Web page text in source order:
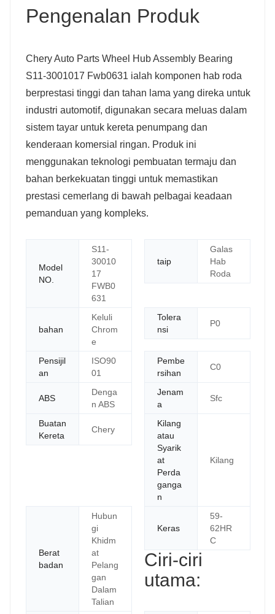
Pengenalan Produk
Chery Auto Parts Wheel Hub Assembly Bearing
S11-3001017 Fwb0631 ialah komponen hab roda
berprestasi tinggi dan tahan lama yang direka untuk
industri automotif, digunakan secara meluas dalam
sistem tayar untuk kereta penumpang dan
kenderaan komersial ringan. Produk ini
menggunakan teknologi pembuatan termaju dan
bahan berkekuatan tinggi untuk memastikan
prestasi cemerlang di bawah pelbagai keadaan
pemanduan yang kompleks.
Model
NO.
S11-
30010
17
FWB0
631
taip
Galas
Hab
Roda
bahan
Keluli
Chrom
e
Tolera
nsi
P0
Pensijil
an
ISO90
01
Pembe
rsihan
C0
ABS
Denga
n ABS
Jenam
a
Sfc
Buatan
Kereta
Chery
Kilang
atau
Syarik
at
Perda
ganga
n
Kilang
Berat
badan
Hubun
gi
Khidm
at
Pelang
gan
Dalam
Talian
Keras
59-
62HR
C
Ciri-ciri
utama: